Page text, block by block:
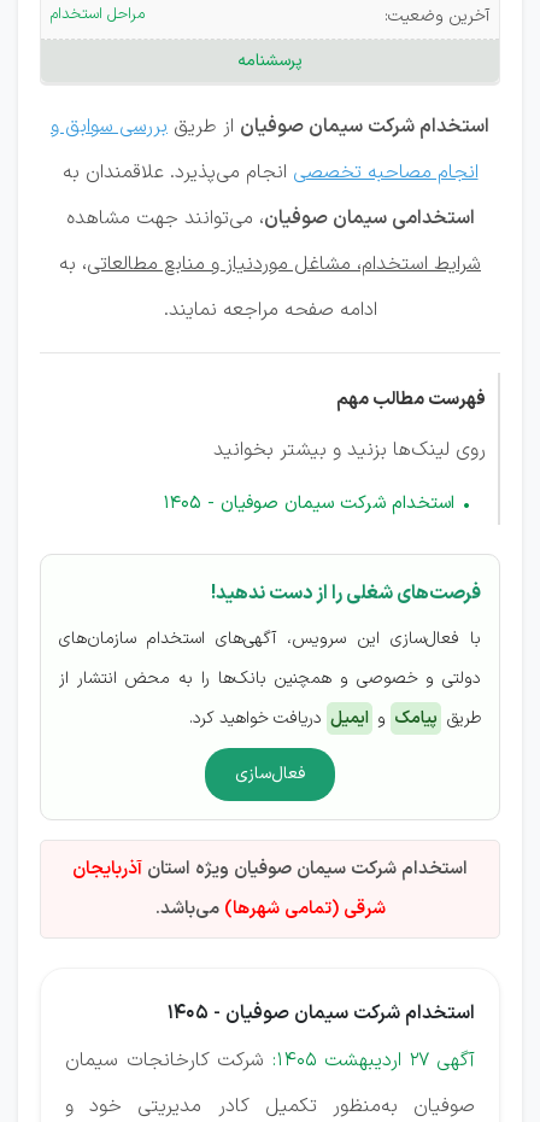
آخرین وضعیت:
مراحل استخدام
پرسشنامه
استخدام شرکت سیمان صوفیان از طریق بررسی سوابق و
انجام مصاحبه تخصصی انجام می‌پذیرد. علاقمندان به
استخدامی سیمان صوفیان، می‌توانند جهت مشاهده
شرایط استخدام، مشاغل موردنیاز و منابع مطالعاتی، به
ادامه صفحه مراجعه نمایند.
فهرست مطالب مهم
روی لینک‌ها بزنید و بیشتر بخوانید
استخدام شرکت سیمان صوفیان - 1405
فرصت‌های شغلی را از دست ندهید!
با فعال‌سازی این سرویس، آگهی‌های استخدام سازمان‌های
دولتی و خصوصی و همچنین بانک‌ها را به محض انتشار از
طریق پیامک و ایمیل دریافت خواهید کرد.
فعال‌سازی
استخدام شرکت سیمان صوفیان ویژه استان آذربایجان
شرقی (تمامی شهرها) می‌باشد.
استخدام شرکت سیمان صوفیان - 1405
آگهی 27 اردیبهشت 1405:
شرکت کارخانجات سیمان
صوفیان به‌منظور تکمیل کادر مدیریتی خود و